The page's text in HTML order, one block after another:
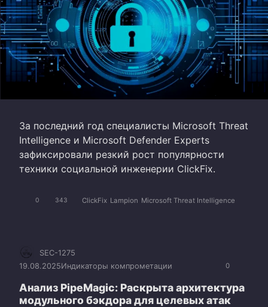
За последний год специалисты Microsoft Threat
Intelligence и Microsoft Defender Experts
зафиксировали резкий рост популярности
техники социальной инженерии ClickFix.
0 343 ClickFix Lampion Microsoft Threat Intelligence
0
SEC-1275
19.08.2025Индикаторы компрометации
Анализ PipeMagic: Раскрыта архитектура
модульного бэкдора для целевых атак